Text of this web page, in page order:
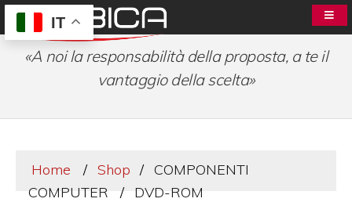
IT
«A noi la responsabilità della proposta, a te il
vantaggio della scelta»
Home Shop
COMPONENTI
COMPUTER
DVD-ROM